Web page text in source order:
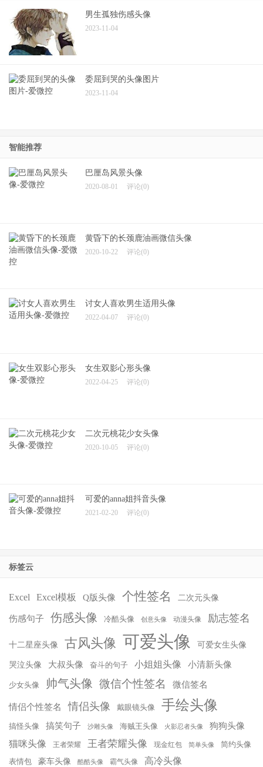
伤心委屈默默流泪的头像
2023-11-04
男生孤独伤感头像
2023-11-04
巴厘岛风景头像
2020-08-01 评论(0)
黄昏下的长颈鹿油画微信头像
2020-10-22 评论(0)
讨女人喜欢男生适用头像
2022-04-07 评论(0)
女生双影心形头像
2022-04-25 评论(0)
二次元桃花少女头像
2020-10-05 评论(0)
Excel Excel模板 Q版头像 个性签名 二次元头像
伤感句子 伤感头像 冷酷头像 创意头像 动漫头像
十二星座头像 古风头像 可爱头像 可爱女生头像
哭泣头像 大叔头像 奋斗的句子 小姐姐头像 小清新头像
少女头像 帅气头像 微信个性签名 微信签名